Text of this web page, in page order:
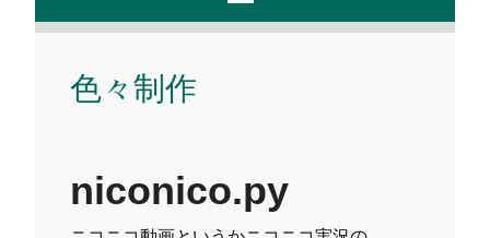
色々制作
niconico.py